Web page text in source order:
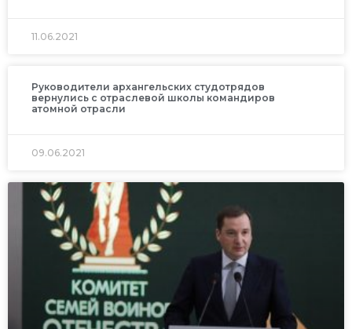
11.06.2021
Руководители архангельских студотрядов
вернулись с отраслевой школы командиров
атомной отрасли
09.06.2021